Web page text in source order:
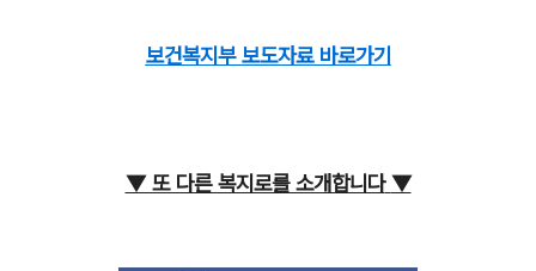
보건복지부 보도자료 바로가기
▼ 또 다른 복지로를 소개합니다 ▼